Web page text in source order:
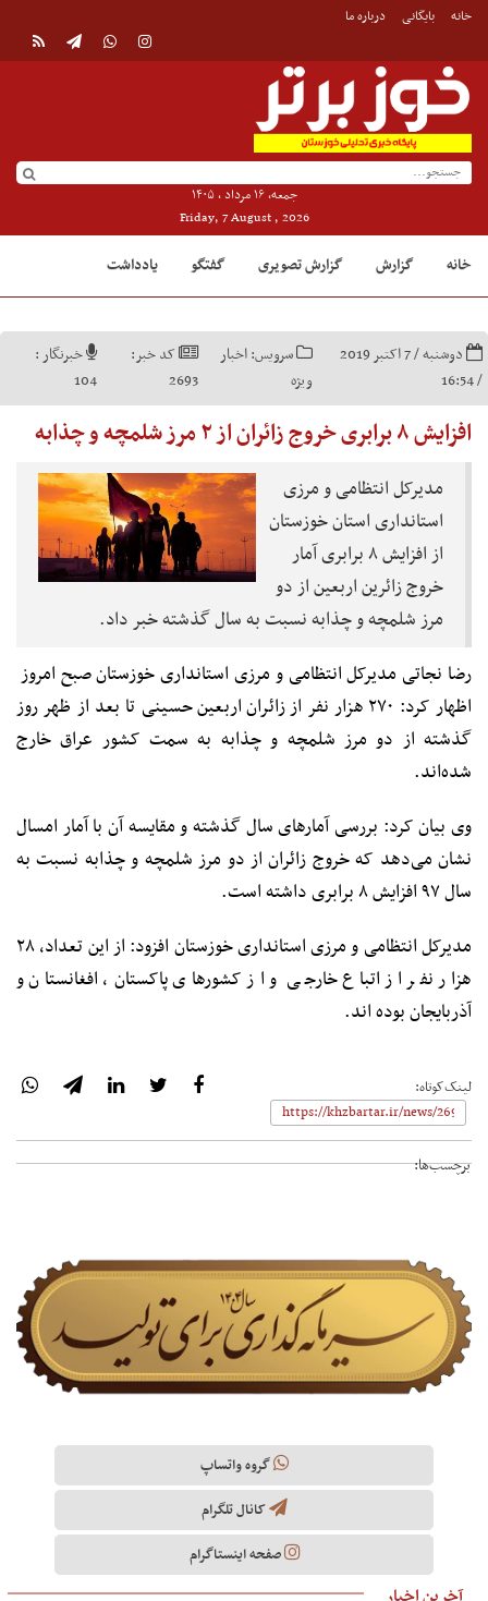
خانه بایگانی درباره ما
جمعه, ۱۶ مرداد , ۱۴۰۵
Friday, 7 August , 2026
خانه گزارش گزارش تصویری گفتگو یادداشت
دوشنبه / 7 اکتبر 2019
/ 16:54
سرویس:اخبار
ویژه
کد خبر:
2693
خبرنگار :
104
افزایش ۸ برابری خروج زائران از ۲ مرز شلمچه و چذابه
مدیرکل انتظامی و مرزی
استانداری استان خوزستان
از افزایش ۸ برابری آمار
خروج زائرین اربعین از دو
مرز شلمچه و چذابه نسبت به سال گذشته خبر داد.
رضا نجاتی مدیرکل انتظامی و مرزی استانداری خوزستان صبح امروز
اظهار کرد: ۲۷۰ هزار نفر از زائران اربعین حسینی تا بعد از ظهر روز
گذشته از دو مرز شلمچه و چذابه به سمت کشور عراق خارج
شده‌اند.
وی بیان کرد: بررسی آمارهای سال گذشته و مقایسه آن با آمار امسال
نشان می‌دهد که خروج زائران از دو مرز شلمچه و چذابه نسبت به
سال ۹۷ افزایش ۸ برابری داشته است.
مدیرکل انتظامی و مرزی استانداری خوزستان افزود: از این تعداد، ۲۸
هزار نفر از اتباع خارجی و از کشورهای پاکستان، افغانستان و
آذربایجان بوده اند.
لینک‌کوتاه:
برچسب‌ها:
گروه واتساپ
کانال تلگرام
صفحه اینستاگرام